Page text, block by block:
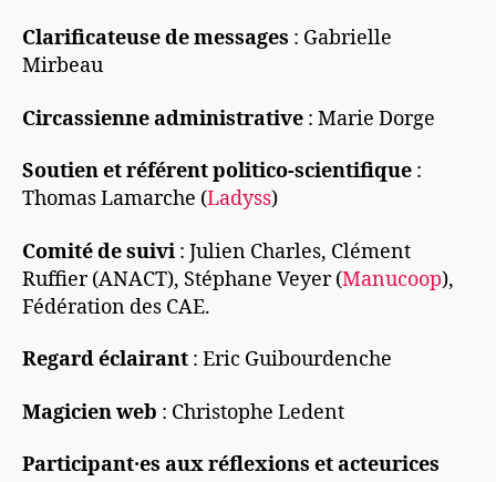
Clarificateuse de messages : Gabrielle
Mirbeau
Circassienne administrative : Marie Dorge
Soutien et référent politico-scientifique :
Thomas Lamarche (Ladyss)
Comité de suivi : Julien Charles, Clément
Ruffier (ANACT), Stéphane Veyer (Manucoop),
Fédération des CAE.
Regard éclairant : Eric Guibourdenche
Magicien web : Christophe Ledent
Participant·es aux réflexions et acteurices